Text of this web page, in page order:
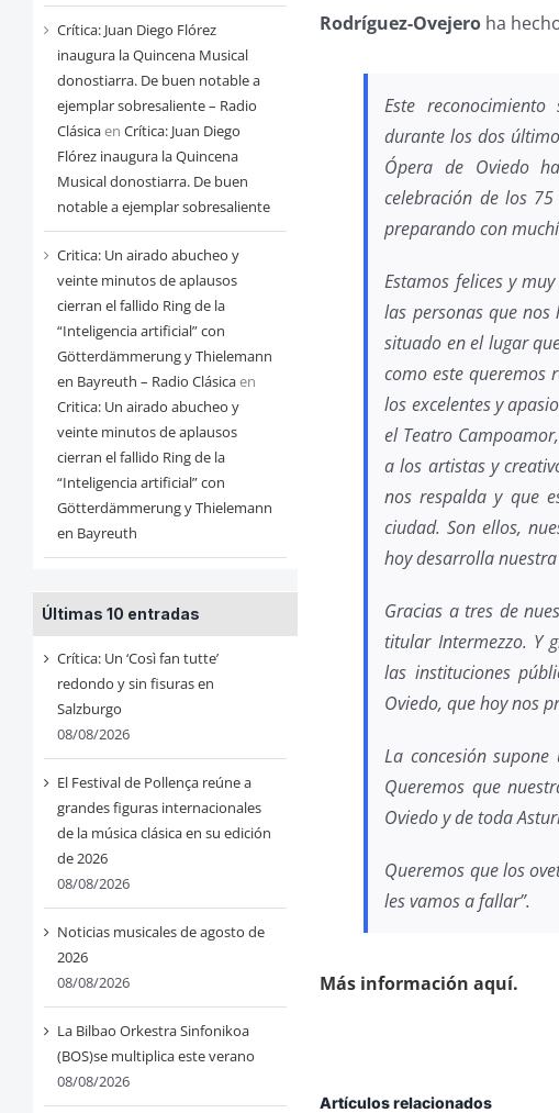
Crítica: Juan Diego Flórez
inaugura la Quincena Musical
donostiarra. De buen notable a
ejemplar sobresaliente – Radio
Clásicaen Crítica: Juan Diego
Flórez inaugura la Quincena
Musical donostiarra. De buen
notable a ejemplar sobresaliente
Critica: Un airado abucheo y
veinte minutos de aplausos
cierran el fallido Ring de la
“Inteligencia artificial” con
Götterdämmerung y Thielemann
en Bayreuth – Radio Clásicaen
Critica: Un airado abucheo y
veinte minutos de aplausos
cierran el fallido Ring de la
“Inteligencia artificial” con
Götterdämmerung y Thielemann
en Bayreuth
Últimas 10 entradas
Crítica: Un ‘Così fan tutte’
redondo y sin fisuras en
Salzburgo
08/08/2026
El Festival de Pollença reúne a
grandes figuras internacionales
de la música clásica en su edición
de 2026
08/08/2026
Noticias musicales de agosto de
2026
08/08/2026
La Bilbao Orkestra Sinfonikoa
(BOS)se multiplica este verano
08/08/2026
Rodríguez-Ovejero ha
Este
durante los dos
Ópera de Oviedo
celebración de los
preparando con
Estamos felices y
las personas que
situado en el lugar
como este queremos
los excelentes y
el Teatro
a los artistas y
nos respalda y que
ciudad. Son ellos,
hoy desarrolla
Gracias a tres de
titular Intermezzo. Y
las instituciones
Oviedo, que hoy nos
La concesión
Queremos que
Oviedo y de toda
Queremos que los
les vamos a fallar”.
Más información aquí.
Artículos relacionados